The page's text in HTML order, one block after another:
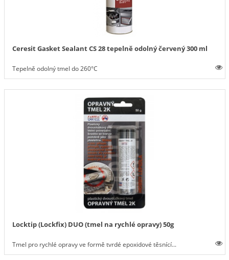
Ceresit Gasket Sealant CS 28 tepelně odolný červený 300 ml
Tepelně odolný tmel do 260°C
Locktip (Lockfix) DUO (tmel na rychlé opravy) 50g
Tmel pro rychlé opravy ve formě tvrdé epoxidové těsnící...